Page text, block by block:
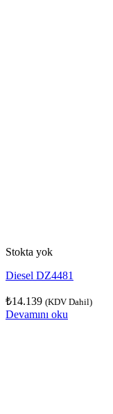
Stokta yok
Diesel DZ4481
₺14.139 (KDV Dahil)
Devamını oku